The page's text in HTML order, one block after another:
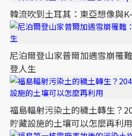
韓流吹到土耳其：東亞想像與
尼泊爾登山家普爾加遇雪崩罹
登人生
福島輻射污染土的穢土轉生？
貯藏設施的土壤可以怎麼再利用